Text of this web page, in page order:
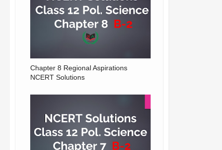
Chapter 8 Regional Aspirations
NCERT Solutions